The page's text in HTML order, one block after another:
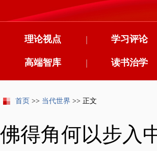
理论视点 学习评论
|
高端智库 读书治学
|
首页 >> 当代世界 >> 正文
佛得角何以步入